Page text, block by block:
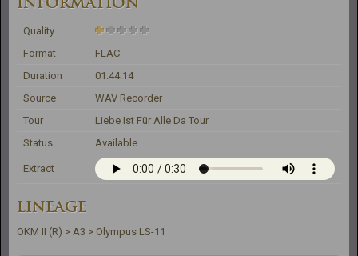
Quality
Format
FLAC
Duration
01:44:14
Source
WAV Recorder
Tour
Liebe Ist Für Alle Da Tour
Status
Available
Extract
LINEAGE
OKM II (R) > A3 > Olympus LS-11